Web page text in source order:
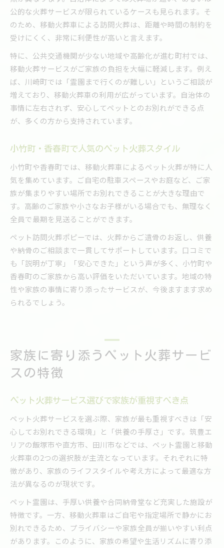
公的な火葬サービスが限られているケースも見られます。そ
のため、移動火葬車による訪問火葬は、距離や時間の制約を
受けにくく、非常に利便性が高いと言えます。
特に、公共交通機関が少ない地域や高齢化が進む町村では、
移動火葬サービスがご家族の負担を大幅に軽減します。例え
ば、川崎町では「霊園まで行くのが難しい」というご相談が
増えており、移動火葬車の利用が広がっています。自治体の
事情に左右されず、安心してペットとのお別れができる点
が、多くの方から支持されています。
小竹町・香春町で人気のペット火葬スタイル
小竹町や香春町では、移動火葬車によるペット火葬が特に人
気を集めています。ご自宅の駐車スペースやお庭など、ご家
族が集まりやすい場所でお別れできることが大きな理由で
す。高齢のご家族や小さなお子様がいる場合でも、無理なく
全員で最期を見送ることができます。
ペット訪問火葬ポピーでは、火葬からご遺骨のお返し、供養
や納骨のご相談まで一貫してサポートしています。口コミで
も「説明が丁寧」「安心できた」という声が多く、小竹町や
香春町のご家族から高い評価をいただいています。地域の特
性や家族の事情に寄り添ったサービスが、今後ますます求め
られるでしょう。
家族に寄り添うペット火葬サービ
スの特徴
ペット火葬サービス選びで家族が重視すべき点
ペット火葬サービスを選ぶ際、家族が最も重視すべきは「安
心してお別れできる環境」と「供養の手厚さ」です。筑豊エ
リアの飯塚市や直方市、田川市などでは、ペット霊園と移動
火葬車の2つの選択肢が主流となっています。それぞれに特
徴があり、家族のライフスタイルや考え方によって最適な方
法が異なるのが現状です。
ペット霊園は、手厚い供養や合同納骨堂など充実した施設が
特徴です。一方、移動火葬車はご自宅や指定場所で静かにお
別れできるため、プライバシーや家族全員が揃いやすい利点
があります。このように、家族の希望や生活リズムに寄り添